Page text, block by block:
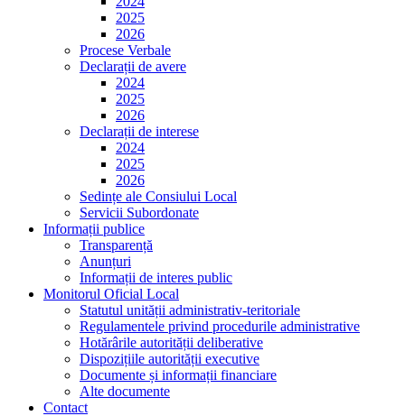
2025
2026
Procese Verbale
Declarații de avere
2024
2025
2026
Declarații de interese
2024
2025
2026
Sedințe ale Consiului Local
Servicii Subordonate
Informații publice
Transparență
Anunțuri
Informații de interes public
Monitorul Oficial Local
Statutul unității administrativ-teritoriale
Regulamentele privind procedurile administrative
Hotărârile autorității deliberative
Dispozițiile autorității executive
Documente și informații financiare
Alte documente
Contact